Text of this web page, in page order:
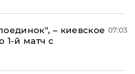
– киевское
1-й матч с
07:03